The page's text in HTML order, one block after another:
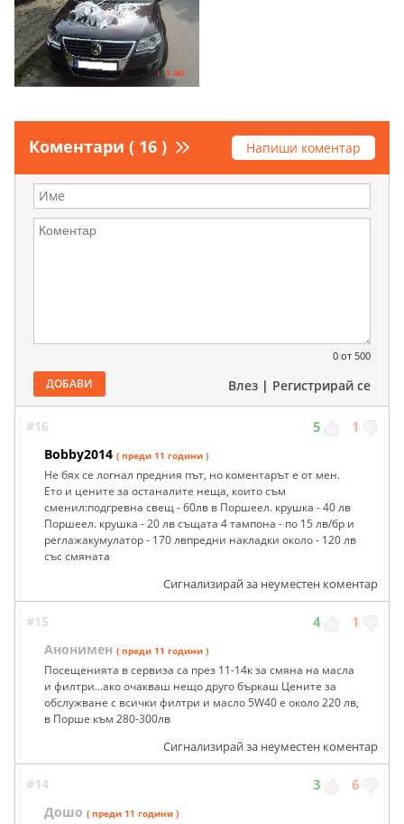
Коментари ( 16 ) Напиши коментар
0 от 500
ДОБАВИ Влез | Регистрирай се
#16 5 1
Bobby2014 ( преди 11 години )
Не бях се логнал предния път, но коментарът е от мен.
Ето и цените за останалите неща, които съм
сменил:подгревна свещ - 60лв в Поршеел. крушка - 40 лв
Поршеел. крушка - 20 лв същата 4 тампона - по 15 лв/бр и
реглажакумулатор - 170 лвпредни накладки около - 120 лв
със смяната
Сигнализирай за неуместен коментар
#15 4 1
Анонимен ( преди 11 години )
Посещенията в сервиза са през 11-14к за смяна на масла
и филтри...ако очакваш нещо друго бъркаш Цените за
обслужване с всички филтри и масло 5W40 е около 220 лв,
в Порше към 280-300лв
Сигнализирай за неуместен коментар
#14 3 6
Дошо ( преди 11 години )